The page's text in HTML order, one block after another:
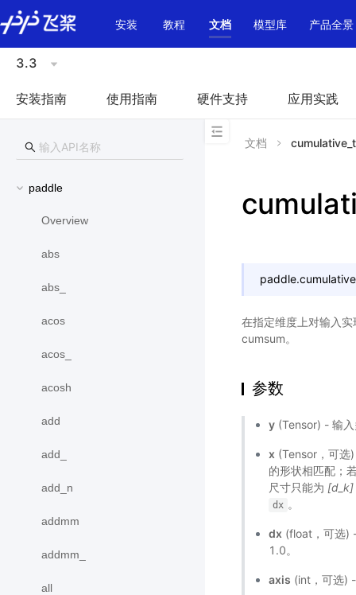
\u200E
安装
教程 文档 模型库 产品全景
3.3
安装指南 使用指南 硬件支持 应用实践
paddle
Overview
abs
abs_
acos
acos_
acosh
add
add_
add_n
addmm
addmm_
all
文档
paddle.
在指定维度上对输入
cumsum。
参数
y (Tensor) - 输
x (Tensor，可
的形状相匹配；
尺寸只能为 [d_k]
dx 。
dx (float，可选)
1.0。
axis (int，可选)